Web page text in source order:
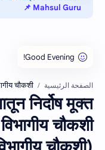
Mahsul Guru 📌
الصفحة الرئيسية चौकशी
निर्दोष मूक्त
चौकशी